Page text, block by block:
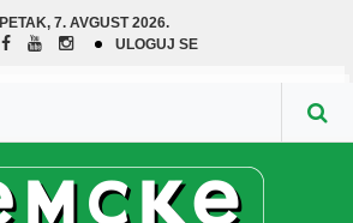
PETAK, 7. AVGUST 2026.
ULOGUJ SE